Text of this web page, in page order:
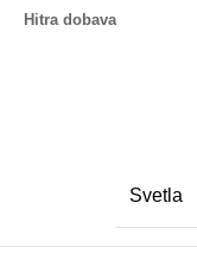
Hitra dobava
Svetla